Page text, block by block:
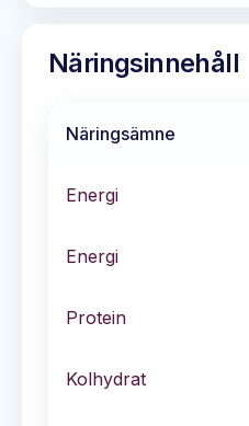
Näringsinnehåll
Näringsämne
Energi
Energi
Protein
Kolhydrat